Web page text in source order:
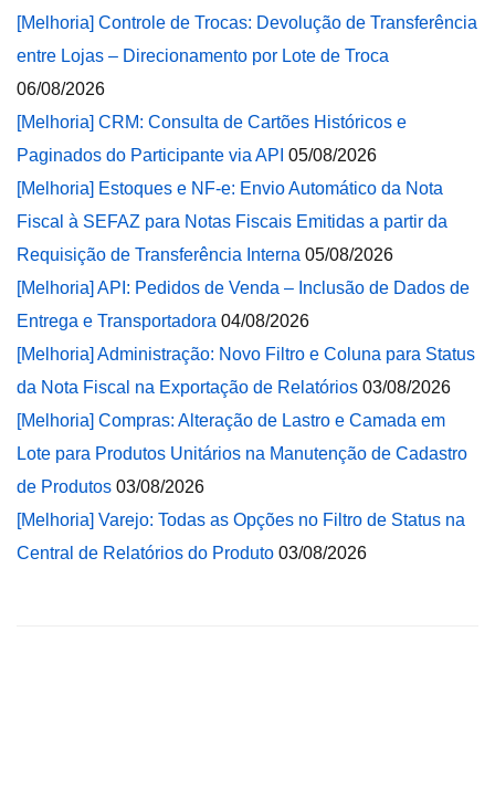
[Melhoria] Controle de Trocas: Devolução de Transferência
entre Lojas – Direcionamento por Lote de Troca
06/08/2026
[Melhoria] CRM: Consulta de Cartões Históricos e
Paginados do Participante via API 05/08/2026
[Melhoria] Estoques e NF-e: Envio Automático da Nota
Fiscal à SEFAZ para Notas Fiscais Emitidas a partir da
Requisição de Transferência Interna 05/08/2026
[Melhoria] API: Pedidos de Venda – Inclusão de Dados de
Entrega e Transportadora 04/08/2026
[Melhoria] Administração: Novo Filtro e Coluna para Status
da Nota Fiscal na Exportação de Relatórios 03/08/2026
[Melhoria] Compras: Alteração de Lastro e Camada em
Lote para Produtos Unitários na Manutenção de Cadastro
de Produtos 03/08/2026
[Melhoria] Varejo: Todas as Opções no Filtro de Status na
Central de Relatórios do Produto 03/08/2026